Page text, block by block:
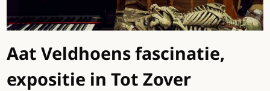
Aat Veldhoens fascinatie,
expositie in Tot Zover